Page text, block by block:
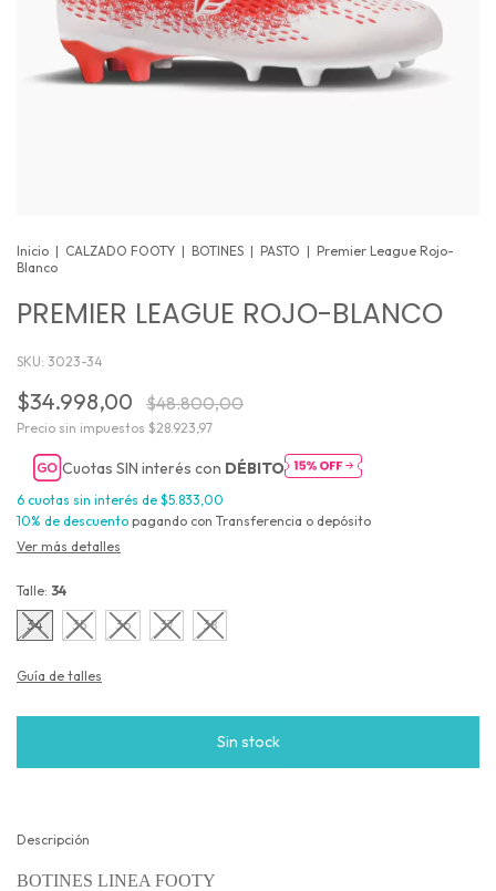
Inicio | CALZADO FOOTY | BOTINES | PASTO | Premier League Rojo-
Blanco
PREMIER LEAGUE ROJO-BLANCO
SKU: 3023-34
$34.998,00 $48.800,00
Precio sin impuestos $28.923,97
Cuotas SIN interés con DÉBITO
6 cuotas sin interés de $5.833,00
10% de descuento pagando con Transferencia o depósito
Ver más detalles
Talle: 34
34 35 36 37 38
Guía de talles
Descripción
BOTINES LINEA FOOTY